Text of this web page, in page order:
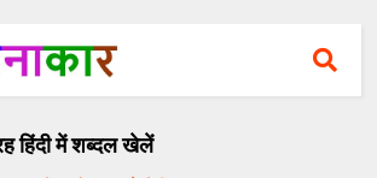
हिंदी में शब्दल खेलें